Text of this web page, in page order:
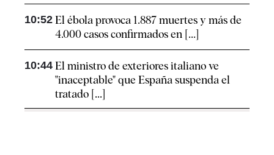
10:52 El ébola provoca 1.887 muertes y más de
4.000 casos confirmados en [...]
10:44 El ministro de exteriores italiano ve
"inaceptable" que España suspenda el
tratado [...]